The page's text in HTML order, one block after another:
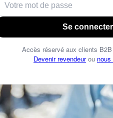
Se connecter
Accès réservé aux clients
Devenir revendeurou